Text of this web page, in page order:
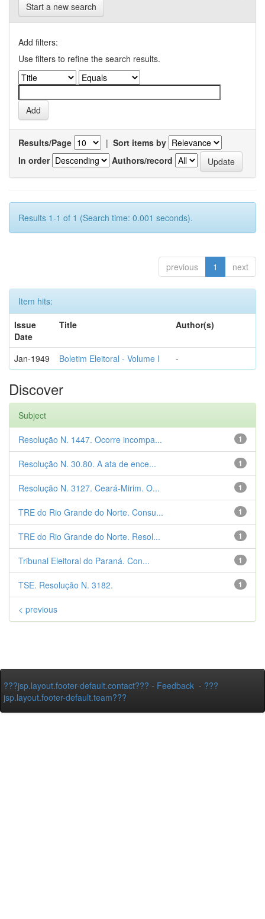
Start a new search
Add filters:
Use filters to refine the search results.
Results/Page | Sort items by
In order
Authors/record
Results 1-1 of 1 (Search time: 0.001 seconds).
previous 1 next
Item hits:
Issue
Date
Title Author(s)
Jan-1949 Boletim Eleitoral - Volume I -
Discover
Subject
1
Resolução N. 1447. Ocorre incompa...
1
Resolução N. 30.80. A ata de ence...
1
Resolução N. 3127. Ceará-Mirim. O...
1
TRE do Rio Grande do Norte. Consu...
1
TRE do Rio Grande do Norte. Resol...
1
Tribunal Eleitoral do Paraná. Con...
1
TSE. Resolução N. 3182.
< previous
???jsp.layout.footer-default.contact??? - Feedback - ???
jsp.layout.footer-default.team???